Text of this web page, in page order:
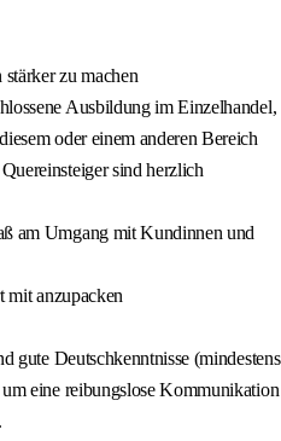
zu machen
Ausbildung im Einzelhandel,
oder einem anderen Bereich
sind herzlich
am Umgang mit Kundinnen und
mit anzupacken
gute Deutschkenntnisse (mindestens
eine reibungslose Kommunikation